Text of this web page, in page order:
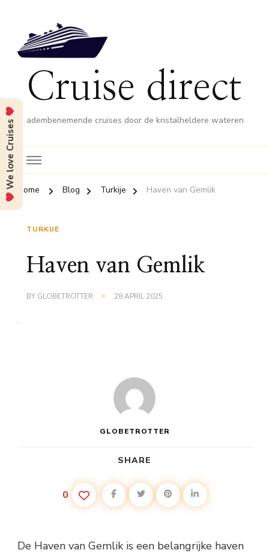
Cruise direct
adembenemende cruises door de kristalheldere wateren
Home Blog Turkije Haven van Gemlik
TURKIJE
Haven van Gemlik
BY GLOBETROTTER 28 APRIL 2025
GLOBETROTTER
SHARE
0
De Haven van Gemlik is een belangrijke haven
We love Cruises